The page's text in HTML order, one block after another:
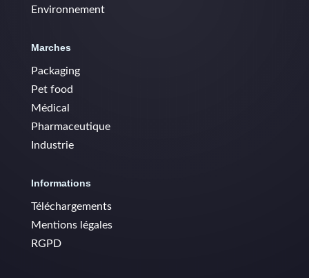
Environnement
Marches
Packaging
Pet food
Médical
Pharmaceutique
Industrie
Informations
Téléchargements
Mentions légales
RGPD